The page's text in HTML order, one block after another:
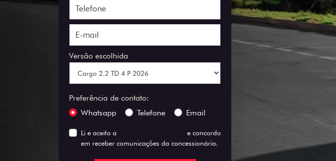
Versão escolhida
Preferência de contato:
Whatsapp
Telefone Email
Li e aceito a
e concordo
em receber comunicações da concessionária.